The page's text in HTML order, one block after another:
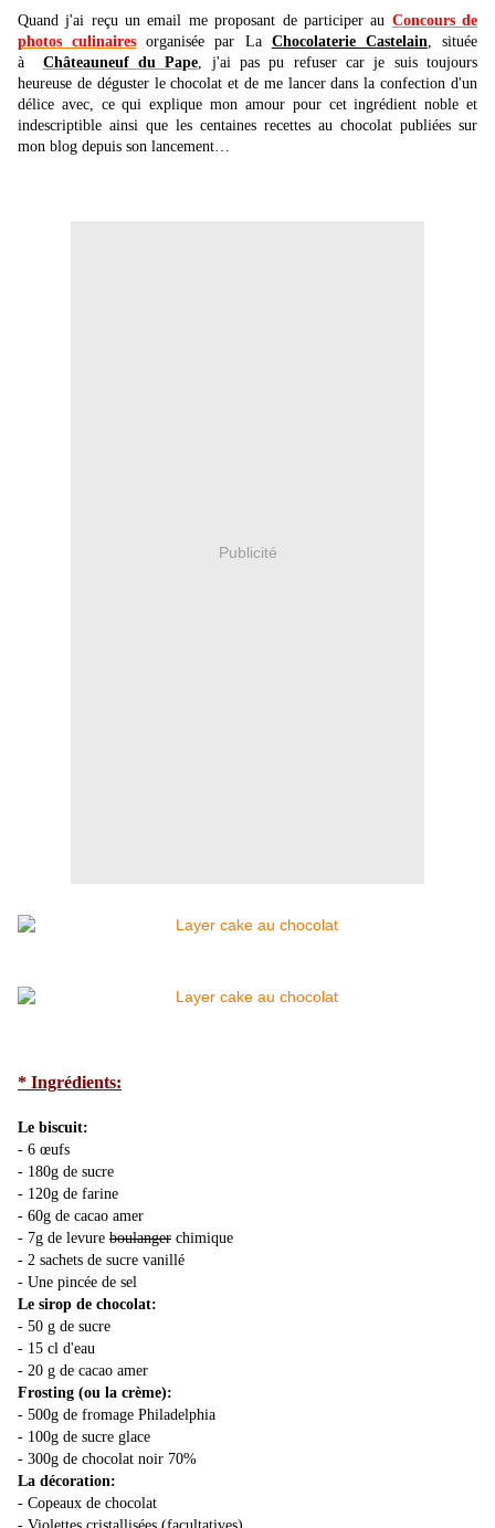
Quand j'ai reçu un email me proposant de participer au Concours de
photos culinaires organisée par La Chocolaterie Castelain, située
à Châteauneuf du Pape, j'ai pas pu refuser car je suis toujours
heureuse de déguster le chocolat et de me lancer dans la confection d'un
délice avec, ce qui explique mon amour pour cet ingrédient noble et
indescriptible ainsi que les centaines recettes au chocolat publiées sur
mon blog depuis son lancement…
Publicité
* Ingrédients:
Le biscuit:
- 6 œufs
- 180g de sucre
- 120g de farine
- 60g de cacao amer
- 7g de levure boulanger chimique
- 2 sachets de sucre vanillé
- Une pincée de sel
Le sirop de chocolat:
- 50 g de sucre
- 15 cl d'eau
- 20 g de cacao amer
Frosting (ou la crème):
- 500g de fromage Philadelphia
- 100g de sucre glace
- 300g de chocolat noir 70%
La décoration:
- Copeaux de chocolat